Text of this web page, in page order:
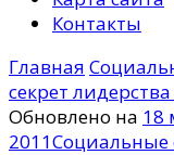
Контакты
Главная
секрет
Обновлено на 18
2011Социальные